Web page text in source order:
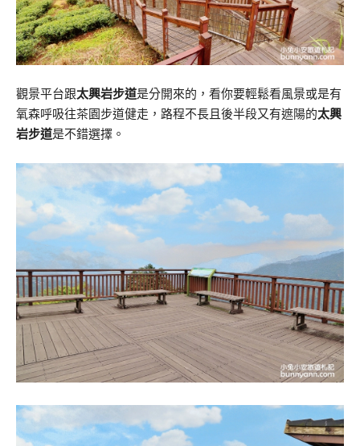
觀景平台跟太興岩步道是分開來的，看你要輕鬆看風景或是有
氧森呼吸往茶園步道健走，路程不長且後半段又有遮陽的太興
岩步道是不錯選擇。